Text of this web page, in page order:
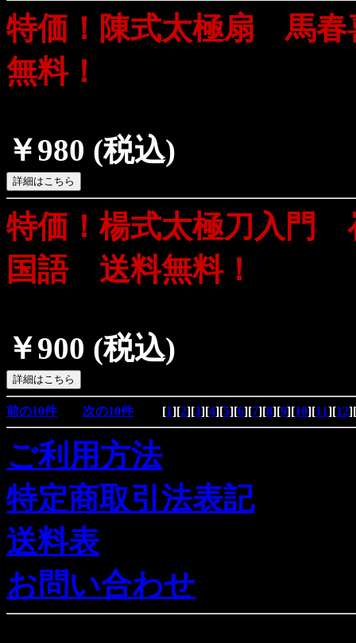
特価！陳式太極扇 馬
無料！
￥980 (税込)
特価！楊式太極刀入
国語 送料無料！
￥900 (税込)
前の10件 次の10件[1][2][3][4][5][6][7][8][9][10][11][12][
ご利用方法
特定商取引法表記
送料表
お問い合わせ